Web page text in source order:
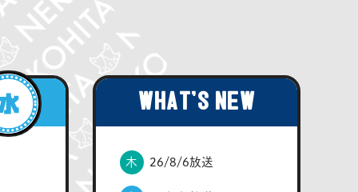
WHAT'S NEW
木 26/8/6放送